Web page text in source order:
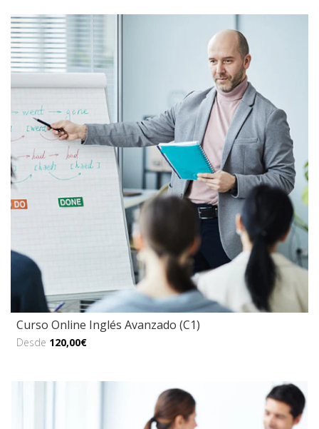
Curso Online Inglés Avanzado (C1)
Desde 120,00€